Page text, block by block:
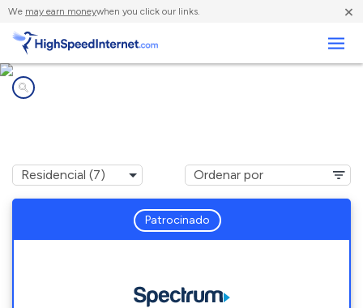
We may earn moneywhen you click our links. ×
Patrocinado